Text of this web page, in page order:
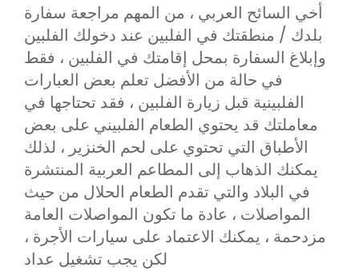
أخي السائح العربي ، من المهم مراجعة سفارة
بلدك / منطقتك في الفلبين عند دخولك الفلبين
وإبلاغ السفارة بمحل إقامتك في الفلبين ، فقط
في حالة من الأفضل تعلم بعض العبارات
الفلبينية قبل زيارة الفلبين ، فقد تحتاجها في
معاملتك قد يحتوي الطعام الفلبيني على بعض
الأطباق التي تحتوي على لحم الخنزير ، لذلك
يمكنك الذهاب إلى المطاعم العربية المنتشرة
في البلاد والتي تقدم الطعام الحلال من حيث
المواصلات ، عادة ما تكون المواصلات العامة
مزدحمة ، يمكنك الاعتماد على سيارات الأجرة ،
لكن يجب تشغيل عداد